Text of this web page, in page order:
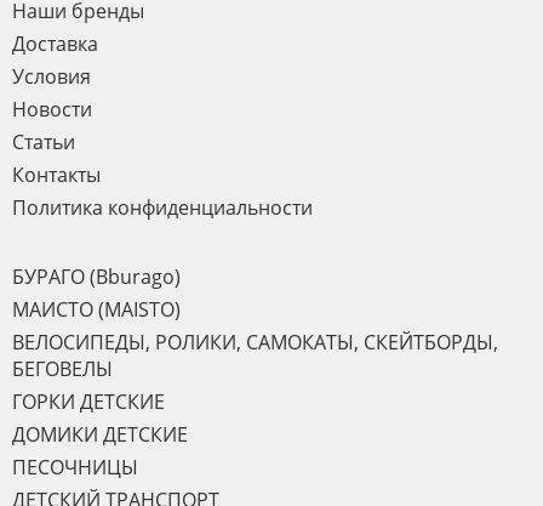
Наши бренды
Доставка
Условия
Новости
Статьи
Контакты
Политика конфиденциальности
БУРАГО (Bburago)
МАИСТО (MAISTO)
ВЕЛОСИПЕДЫ, РОЛИКИ, САМОКАТЫ, СКЕЙТБОРДЫ,
БЕГОВЕЛЫ
ГОРКИ ДЕТСКИЕ
ДОМИКИ ДЕТСКИЕ
ПЕСОЧНИЦЫ
ДЕТСКИЙ ТРАНСПОРТ